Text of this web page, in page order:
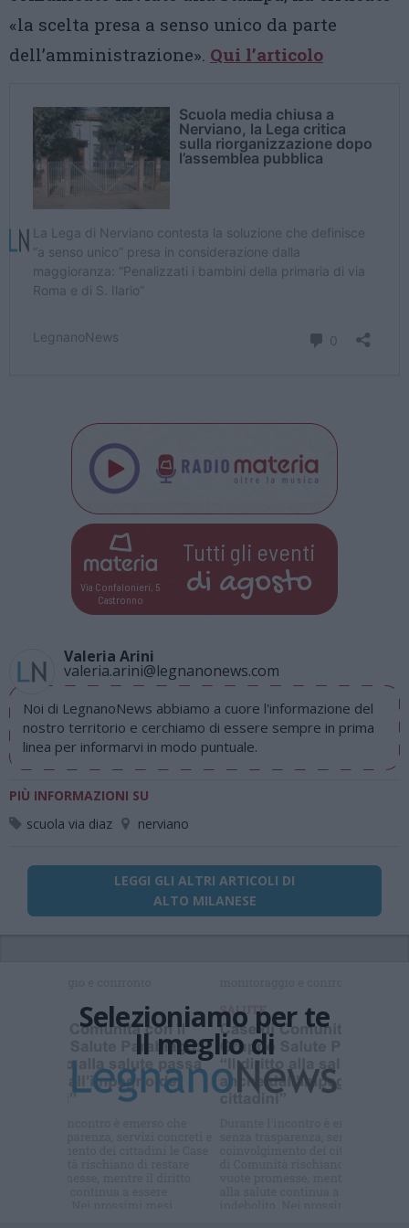
«la scelta presa a senso unico da parte
dell’amministrazione». Qui l’articolo
Via Confalonieri, 5
Castronno
Tutti gli eventi
di agosto
Valeria Arini
valeria.arini@legnanonews.com
Noi di LegnanoNews abbiamo a cuore l'informazione del
nostro territorio e cerchiamo di essere sempre in prima
linea per informarvi in modo puntuale.
PIÙ INFORMAZIONI SU
scuola via diaz
nerviano
LEGGI GLI ALTRI ARTICOLI DI
ALTO MILANESE
Selezioniamo per te
Il meglio di